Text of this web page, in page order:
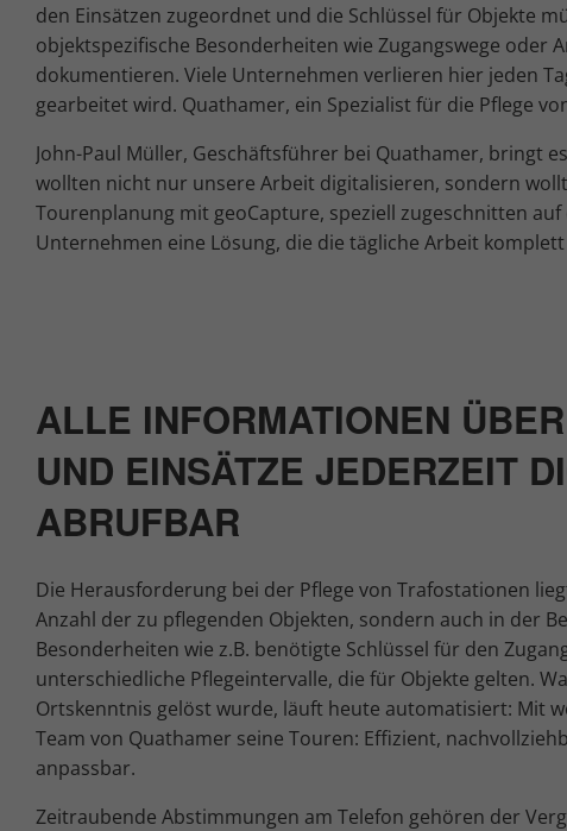
den Einsätzen zugeordnet und die Schlüssel für Objekte
objektspezifische Besonderheiten wie Zugangswege
dokumentieren. Viele Unternehmen verlieren hier jeden
gearbeitet wird. Quathamer, ein Spezialist für die Pflege
John-Paul Müller, Geschäftsführer bei Quathamer, bringt
wollten nicht nur unsere Arbeit digitalisieren, sondern
Tourenplanung mit geoCapture, speziell zugeschnitten
Unternehmen eine Lösung, die die tägliche Arbeit
ALLE INFORMATIONEN
UND EINSÄTZE JEDERZEIT
ABRUFBAR
Die Herausforderung bei der Pflege von Trafostationen
Anzahl der zu pflegenden Objekten, sondern auch in der
Besonderheiten wie z.B. benötigte Schlüssel für den
unterschiedliche Pflegeintervalle, die für Objekte gelten.
Ortskenntnis gelöst wurde, läuft heute automatisiert: Mit
Team von Quathamer seine Touren: Effizient,
anpassbar.
Zeitraubende Abstimmungen am Telefon gehören der